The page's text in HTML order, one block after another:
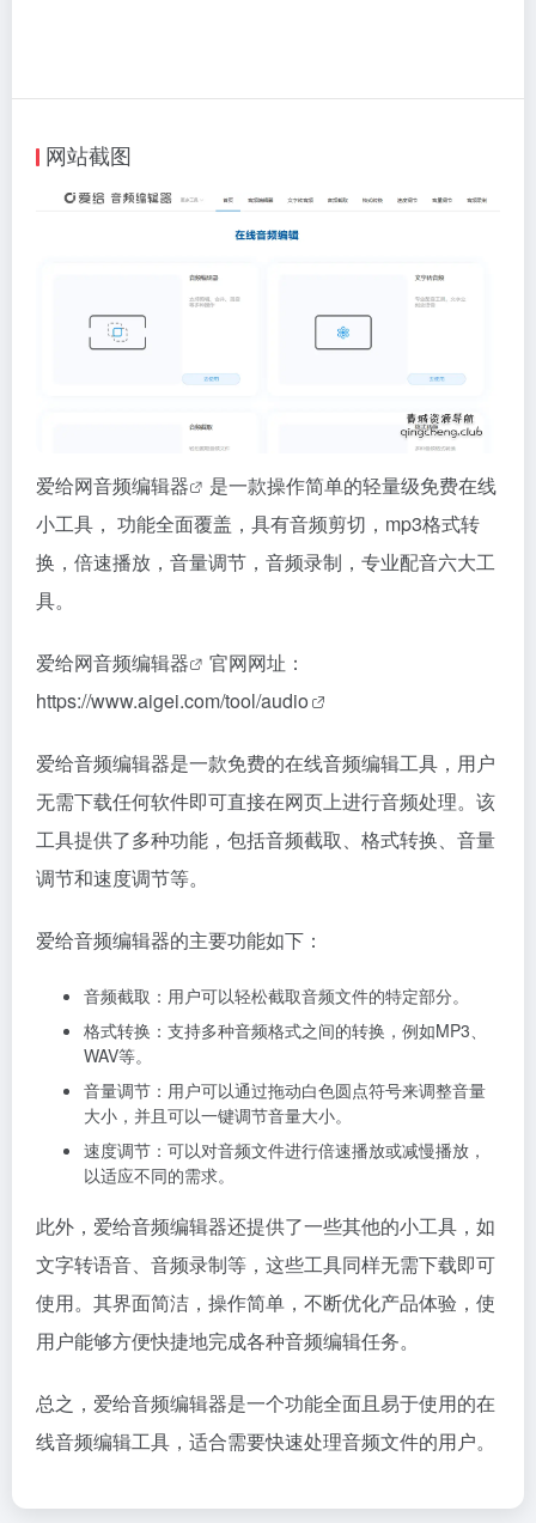
网站截图
爱给网音频编辑器
是一款操作简单的轻量级免费在线
小工具， 功能全面覆盖，具有音频剪切，mp3格式转
换，倍速播放，音量调节，音频录制，专业配音六大工
具。
爱给网音频编辑器
官网网址：
https://www.aigei.com/tool/audio
爱给音频编辑器是一款免费的在线音频编辑工具，用户
无需下载任何软件即可直接在网页上进行音频处理。该
工具提供了多种功能，包括音频截取、格式转换、音量
调节和速度调节等。
爱给音频编辑器的主要功能如下：
音频截取：用户可以轻松截取音频文件的特定部分。
格式转换：支持多种音频格式之间的转换，例如MP3、
WAV等。
音量调节：用户可以通过拖动白色圆点符号来调整音量
大小，并且可以一键调节音量大小。
速度调节：可以对音频文件进行倍速播放或减慢播放，
以适应不同的需求。
此外，爱给音频编辑器还提供了一些其他的小工具，如
文字转语音、音频录制等，这些工具同样无需下载即可
使用。其界面简洁，操作简单，不断优化产品体验，使
用户能够方便快捷地完成各种音频编辑任务。
总之，爱给音频编辑器是一个功能全面且易于使用的在
线音频编辑工具，适合需要快速处理音频文件的用户。